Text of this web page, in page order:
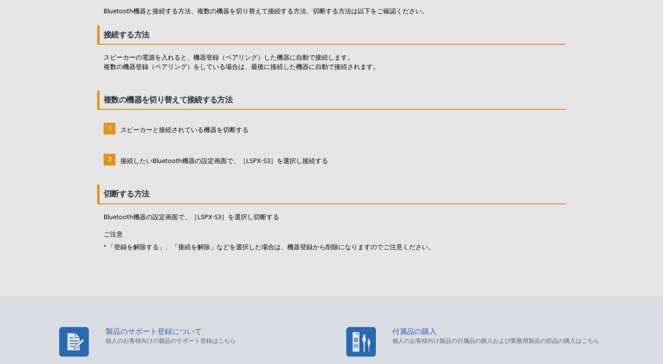
Bluetooth機器と接続する方法、複数の機器を切り替えて接続する方法、切断する方法は以下をご確認ください。
接続する方法
スピーカーの電源を入れると、機器登録（ペアリング）した機器に自動で接続します。
複数の機器登録（ペアリング）をしている場合は、最後に接続した機器に自動で接続されます。
複数の機器を切り替えて接続する方法
スピーカーと接続されている機器を切断する
接続したいBluetooth機器の設定画面で、［LSPX-S3］を選択し接続する
切断する方法
Bluetooth機器の設定画面で、［LSPX-S3］を選択し切断する
ご注意
* 「登録を解除する」、「接続を解除」などを選択した場合は、機器登録から削除になりますのでご注意ください。
製品のサポート登録について
個人のお客様向けの製品のサポート登録はこちら
付属品の購入
個人のお客様向け製品の付属品の購入および業務用製品の部品の購入はこちら